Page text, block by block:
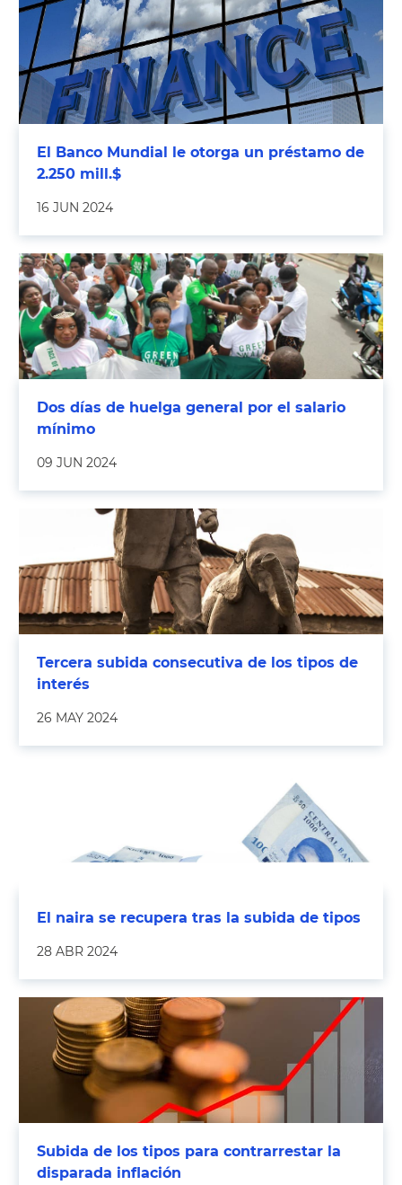
El Banco Mundial le otorga un préstamo de
2.250 mill.$
16 JUN 2024
Dos días de huelga general por el salario
mínimo
09 JUN 2024
Tercera subida consecutiva de los tipos de
interés
26 MAY 2024
El naira se recupera tras la subida de tipos
28 ABR 2024
Subida de los tipos para contrarrestar la
disparada inflación